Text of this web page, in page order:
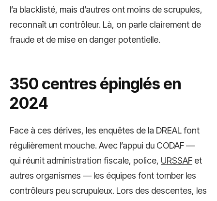
l’a blacklisté, mais d’autres ont moins de scrupules,
reconnaît un contrôleur. Là, on parle clairement de
fraude et de mise en danger potentielle.
350 centres épinglés en
2024
Face à ces dérives, les enquêtes de la DREAL font
régulièrement mouche. Avec l’appui du CODAF —
qui réunit administration fiscale, police, URSSAF et
autres organismes — les équipes font tomber les
contrôleurs peu scrupuleux. Lors des descentes, les